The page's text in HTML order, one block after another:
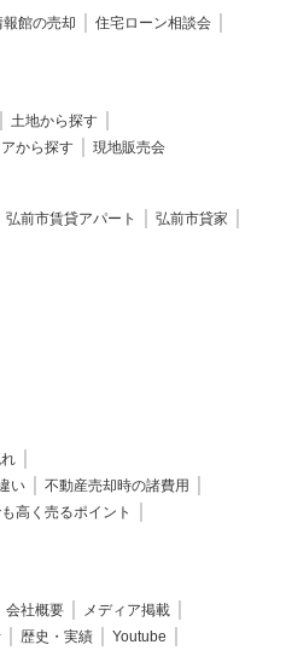
報館の売却
住宅ローン相談会
土地から探す
から探す 現地販売会
弘前市賃貸アパート
弘前市貸家
い
不動産売却時の諸費用
高く売るポイント
会社概要
メディア掲載
歴史・実績
Youtube